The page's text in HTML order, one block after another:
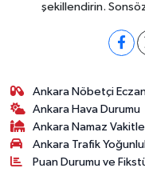
şekillendirin.
Ankara Nöbetçi
Ankara Hava Durumu
Ankara Namaz
Ankara Trafik
Puan Durumu ve